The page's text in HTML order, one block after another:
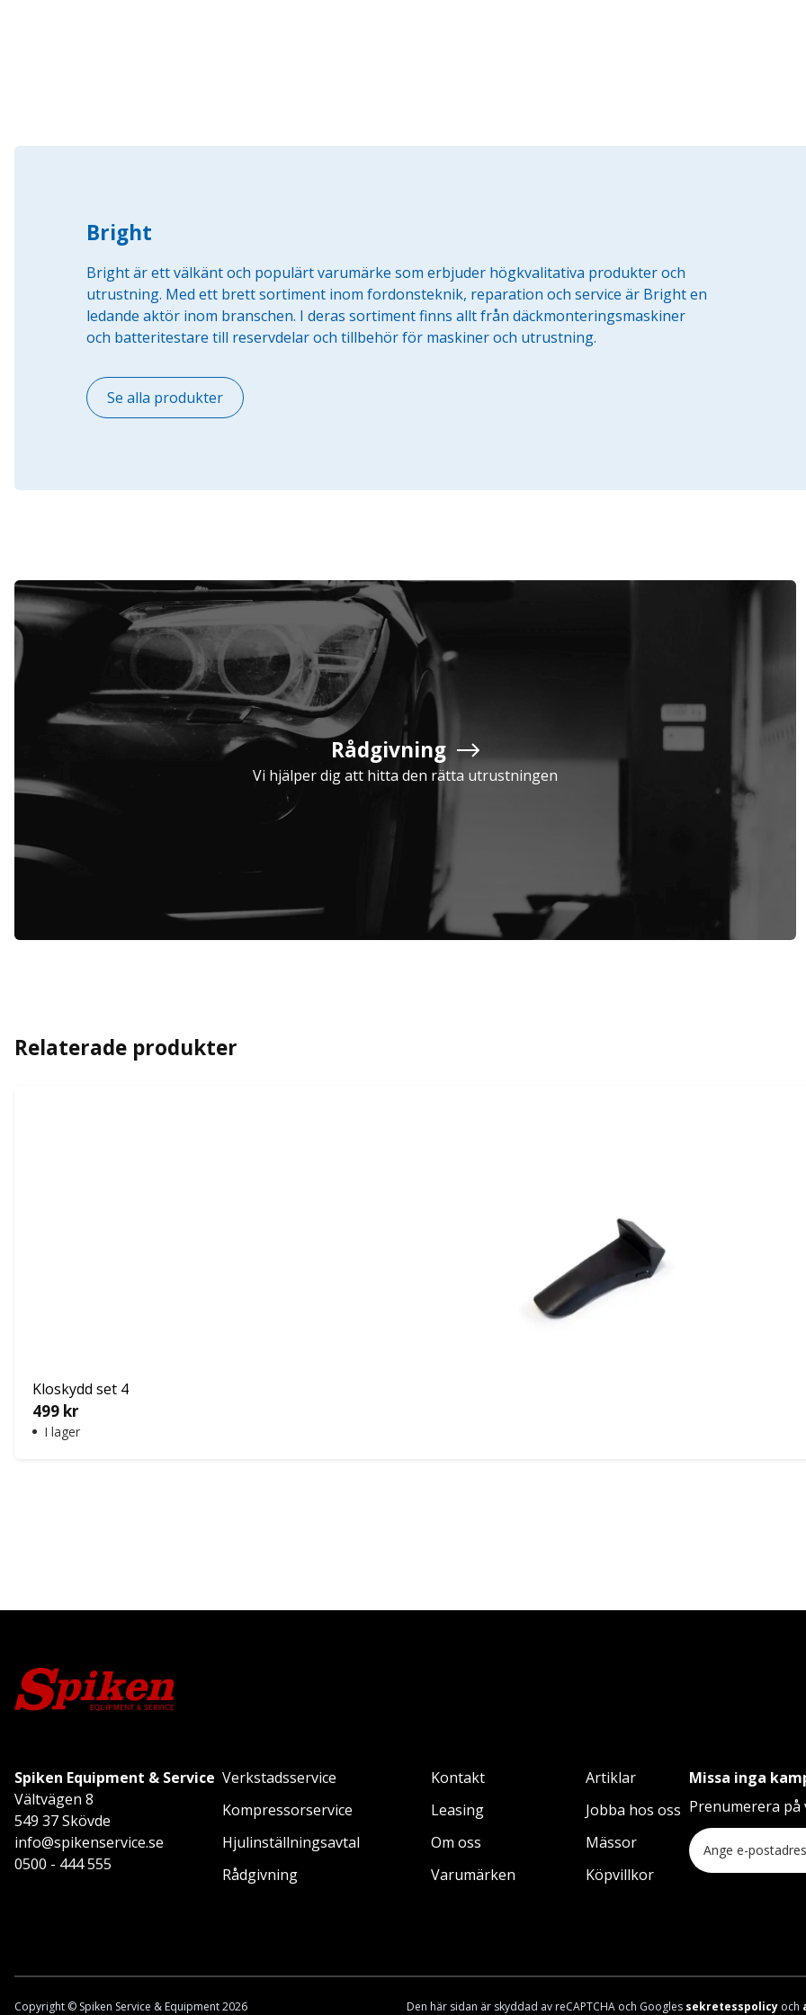
Privatperson
Bright
Bright är ett välkänt och populärt varumärke som erbjuder högkvalitativa produkter och
utrustning. Med ett brett sortiment inom fordonsteknik, reparation och service är Bright en
ledande aktör inom branschen. I deras sortiment finns allt från däckmonteringsmaskiner
och batteritestare till reservdelar och tillbehör för maskiner och utrustning.
Se alla produkter
Rådgivning
Vi hjälper dig att hitta den rätta utrustningen
Serviceavtal
Hjulinställare Verkstad
Relaterade produkter
Kloskydd set 4
499 kr
I lager
Spiken Equipment & Service
Vältvägen 8
549 37 Skövde
info@spikenservice.se
0500 - 444 555
Verkstadsservice
Kompressorservice
Hjulinställningsavtal
Rådgivning
Kontakt
Leasing
Om oss
Varumärken
Artiklar
Jobba hos oss
Mässor
Köpvillkor
Missa inga
Prenumerera
Den här sidan är skyddad av reCAPTCHA och Googles sekretesspolicy och
Copyright © Spiken Service & Equipment 2026